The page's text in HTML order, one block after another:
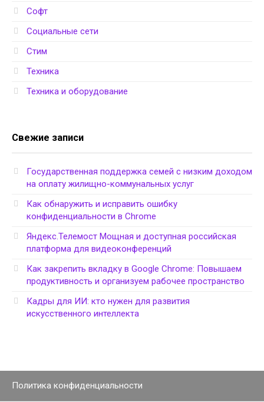
Софт
Социальные сети
Стим
Техника
Техника и оборудование
Свежие записи
Государственная поддержка семей с низким доходом
на оплату жилищно-коммунальных услуг
Как обнаружить и исправить ошибку
конфиденциальности в Chrome
Яндекс.Телемост Мощная и доступная российская
платформа для видеоконференций
Как закрепить вкладку в Google Chrome: Повышаем
продуктивность и организуем рабочее пространство
Кадры для ИИ: кто нужен для развития
искусственного интеллекта
Политика конфиденциальности